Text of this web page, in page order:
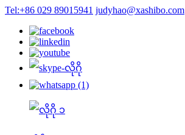
Tel:+86 029 89015941 judyhao@xashibo.com